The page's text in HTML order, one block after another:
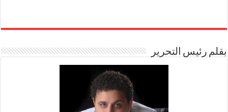
بقلم رئيس التحرير